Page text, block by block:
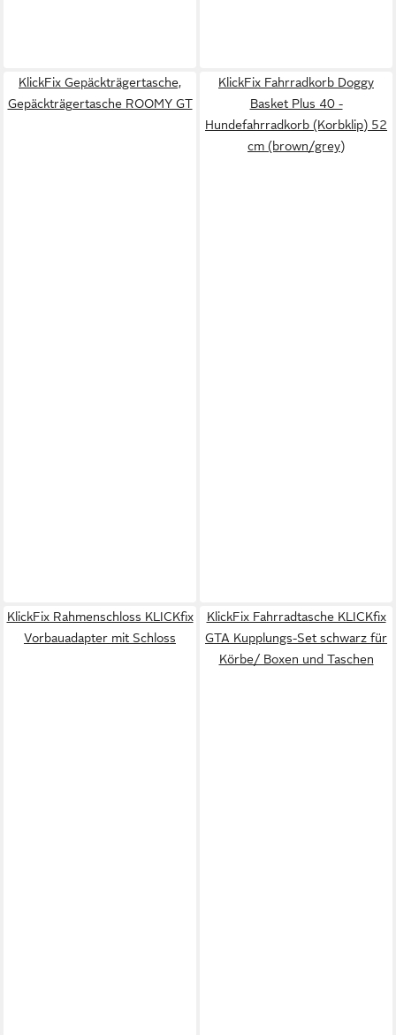
KlickFix Gepäckträgertasche,
Gepäckträgertasche ROOMY GT
KlickFix Fahrradkorb Doggy
Basket Plus 40 -
Hundefahrradkorb (Korbklip) 52
cm (brown/grey)
KlickFix Rahmenschloss KLICKfix
Vorbauadapter mit Schloss
KlickFix Fahrradtasche KLICKfix
GTA Kupplungs-Set schwarz für
Körbe/ Boxen und Taschen